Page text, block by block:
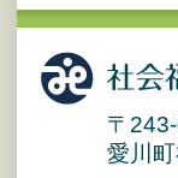
〒
愛川